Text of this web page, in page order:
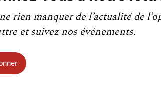
rien manquer de l’actualité de
et suivez nos événements.